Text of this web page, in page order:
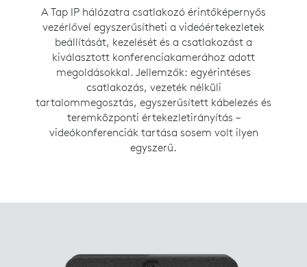
A Tap IP hálózatra csatlakozó érintőképernyős
vezérlővel egyszerűsítheti a videóértekezletek
beállítását, kezelését és a csatlakozást a
kiválasztott konferenciakamerához adott
megoldásokkal. Jellemzők: egyérintéses
csatlakozás, vezeték nélküli
tartalommegosztás, egyszerűsített kábelezés és
teremközponti értekezletirányítás –
videókonferenciák tartása sosem volt ilyen
egyszerű.